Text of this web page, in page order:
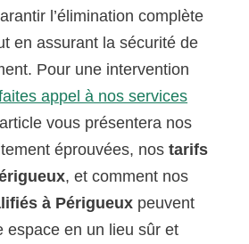
l’élimination complète
en assurant la sécurité de
Pour une intervention
appel à nos services
vous présentera nos
éprouvées, nostarifs
, et comment nos
à Périgueux peuvent
espace en un lieu sûr et